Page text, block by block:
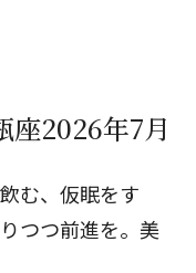
座2026年7月
む、仮眠をす
つつ前進を。美